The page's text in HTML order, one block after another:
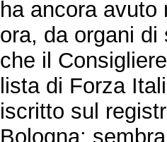
ha ancora avuto
ora, da organi
che il
lista di Forza
iscritto sul
Bologna;